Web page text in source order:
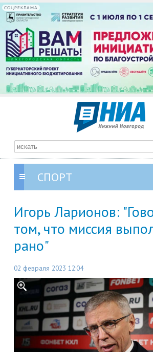
СОЦРЕКЛАМА
СПОРТ
Игорь Ларионов:
том, что миссия
рано"
02 февраля 2023 12:04